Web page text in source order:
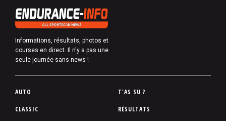
Informations, résultats, photos et
courses en direct. Il n'y a pas une
seule journée sans news !
P
AUTO
CLASSIC
T'AS SU ?
RÉSULTATS